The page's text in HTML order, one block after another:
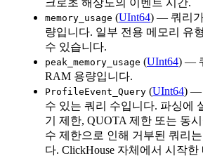
크로초 해상도의 이벤트 시간.
memory_usage (UInt64) — 쿼리
량입니다. 일부 전용 메모리 유
수 있습니다.
peak_memory_usage (UInt64) —
RAM 용량입니다.
ProfileEvent_Query (UInt64) —
수 있는 쿼리 수입니다. 파싱에
기 제한, QUOTA 제한 또는 동
수 제한으로 인해 거부된 쿼리
다. ClickHouse 자체에서 시작